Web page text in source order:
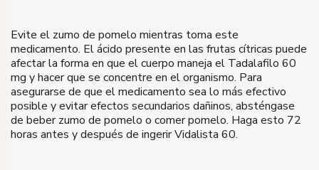
Evite el zumo de pomelo mientras toma este
medicamento. El ácido presente en las frutas cítricas puede
afectar la forma en que el cuerpo maneja el Tadalafilo 60
mg y hacer que se concentre en el organismo. Para
asegurarse de que el medicamento sea lo más efectivo
posible y evitar efectos secundarios dañinos, absténgase
de beber zumo de pomelo o comer pomelo. Haga esto 72
horas antes y después de ingerir Vidalista 60.